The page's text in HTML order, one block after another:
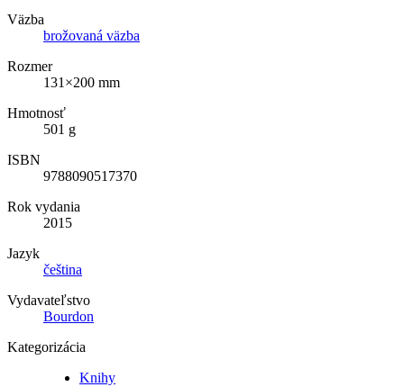
Väzba
brožovaná väzba
Rozmer
131×200 mm
Hmotnosť
501 g
ISBN
9788090517370
Rok vydania
2015
Jazyk
čeština
Vydavateľstvo
Bourdon
Kategorizácia
Knihy